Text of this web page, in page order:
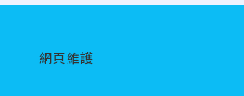
網頁維護